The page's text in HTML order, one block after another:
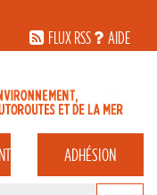
FLUX RSS
AIDE
ADHÉSION